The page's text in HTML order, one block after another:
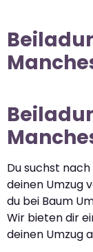
Du suchst
deinen Umzug
du bei Baum
Wir bieten dir
deinen Umzug